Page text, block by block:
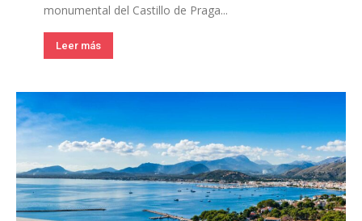
monumental del Castillo de Praga...
Leer más